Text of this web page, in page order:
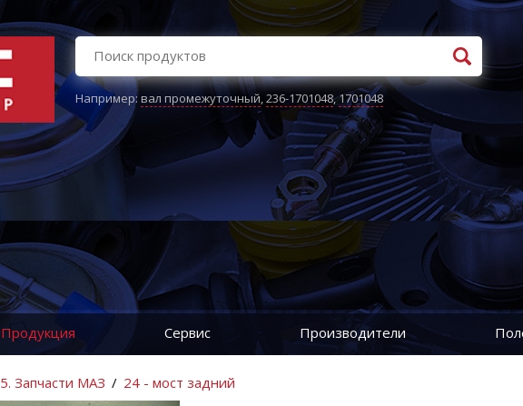
Например:вал промежуточный,236-1701048,1701048
Продукция Сервис Производители
5. Запчасти МАЗ / 24 - мост задний